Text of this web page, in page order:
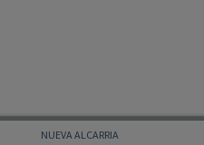
NUEVA ALCARRIA